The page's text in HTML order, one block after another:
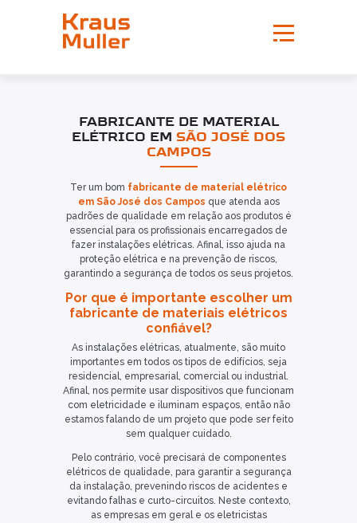
FABRICANTE DE MATERIAL
ELÉTRICO EM SÃO JOSÉ DOS
CAMPOS
Ter um bom fabricante de material elétrico
em São José dos Campos que atenda aos
padrões de qualidade em relação aos produtos é
essencial para os profissionais encarregados de
fazer instalações elétricas. Afinal, isso ajuda na
proteção elétrica e na prevenção de riscos,
garantindo a segurança de todos os seus projetos.
Por que é importante escolher um
fabricante de materiais elétricos
confiável?
As instalações elétricas, atualmente, são muito
importantes em todos os tipos de edifícios, seja
residencial, empresarial, comercial ou industrial.
Afinal, nos permite usar dispositivos que funcionam
com eletricidade e iluminam espaços, então não
estamos falando de um projeto que pode ser feito
sem qualquer cuidado.
Pelo contrário, você precisará de componentes
elétricos de qualidade, para garantir a segurança
da instalação, prevenindo riscos de acidentes e
evitando falhas e curto-circuitos. Neste contexto,
as empresas em geral e os eletricistas